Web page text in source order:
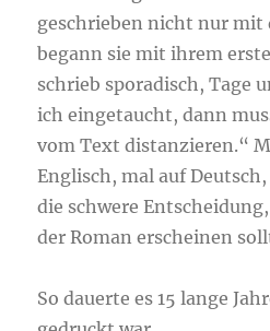
geschrieben nicht nur mit
begann sie mit ihrem
schrieb sporadisch, Tage
ich eingetaucht, dann
vom Text distanzieren.“
Englisch, mal auf
die schwere
der Roman erscheinen
So dauerte es 15 lange